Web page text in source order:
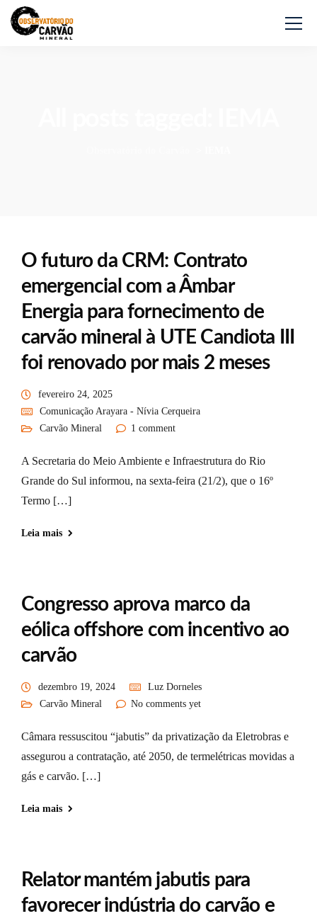
O futuro da CRM: Contrato
emergencial com a Âmbar
Energia para fornecimento de
carvão mineral à UTE Candiota III
foi renovado por mais 2 meses
fevereiro 24, 2025
Comunicação Arayara - Nívia Cerqueira
Carvão Mineral
1 comment
A Secretaria do Meio Ambiente e Infraestrutura do Rio
Grande do Sul informou, na sexta-feira (21/2), que o 16º
Termo […]
Leia mais
Congresso aprova marco da
eólica offshore com incentivo ao
carvão
dezembro 19, 2024
Luz Dorneles
Carvão Mineral
No comments yet
Câmara ressuscitou “jabutis” da privatização da Eletrobras e
assegurou a contratação, até 2050, de termelétricas movidas a
gás e carvão. […]
Leia mais
Relator mantém jabutis para
favorecer indústria do carvão e